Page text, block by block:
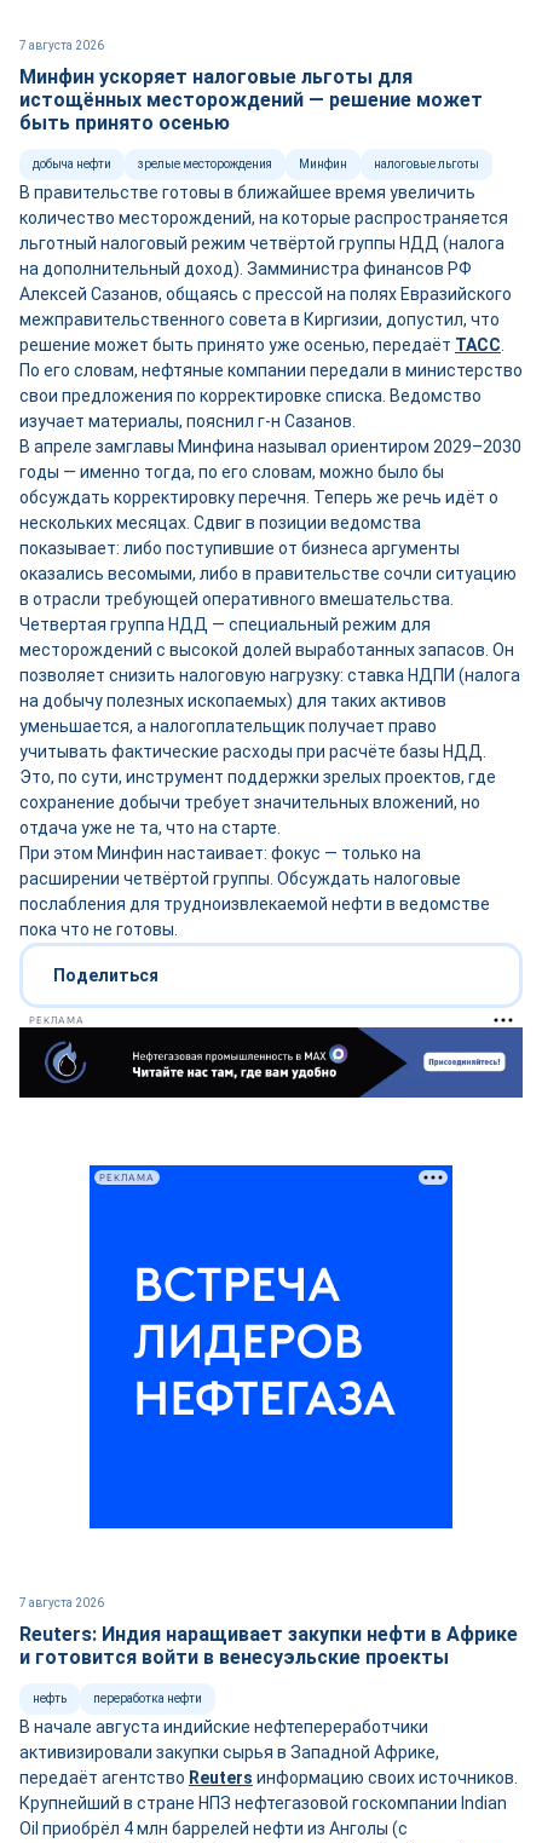
7 августа 2026
Минфин ускоряет налоговые льготы для
истощённых месторождений — решение может
быть принято осенью
добыча нефти зрелые месторождения Минфин налоговые льготы
В правительстве готовы в ближайшее время увеличить
количество месторождений, на которые распространяется
льготный налоговый режим четвёртой группы НДД (налога
на дополнительный доход). Замминистра финансов РФ
Алексей Сазанов, общаясь с прессой на полях Евразийского
межправительственного совета в Киргизии, допустил, что
решение может быть принято уже осенью, передаёт ТАСС
По его словам, нефтяные компании передали в министерство
свои предложения по корректировке списка. Ведомство
изучает материалы, пояснил г-н Сазанов.
В апреле замглавы Минфина называл ориентиром 2029–2030
годы — именно тогда, по его словам, можно было бы
обсуждать корректировку перечня. Теперь же речь идёт о
нескольких месяцах. Сдвиг в позиции ведомства
показывает: либо поступившие от бизнеса аргументы
оказались весомыми, либо в правительстве сочли ситуацию
в отрасли требующей оперативного вмешательства.
Четвертая группа НДД — специальный режим для
месторождений с высокой долей выработанных запасов. Он
позволяет снизить налоговую нагрузку: ставка НДПИ (налога
на добычу полезных ископаемых) для таких активов
уменьшается, а налогоплательщик получает право
учитывать фактические расходы при расчёте базы НДД.
Это, по сути, инструмент поддержки зрелых проектов, где
сохранение добычи требует значительных вложений, но
отдача уже не та, что на старте.
При этом Минфин настаивает: фокус — только на
расширении четвёртой группы. Обсуждать налоговые
послабления для трудноизвлекаемой нефти в ведомстве
пока что не готовы.
Поделиться
РЕКЛАМА
7 августа 2026
Reuters: Индия наращивает закупки нефти в Африке
и готовится войти в венесуэльские проекты
нефть переработка нефти
В начале августа индийские нефтепереработчики
активизировали закупки сырья в Западной Африке,
передаёт агентство Reuters информацию своих источников.
Крупнейший в стране НПЗ нефтегазовой госкомпании Indian
Oil приобрёл 4 млн баррелей нефти из Анголы (с
РЕКЛАМА